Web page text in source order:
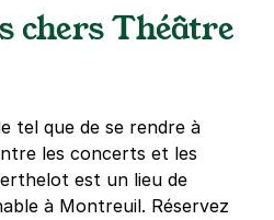
Paris-Est - rue de Paris
Marcel
chers Théâtre
tel que de se rendre à
les concerts et les
est un lieu de
à Montreuil. Réservez